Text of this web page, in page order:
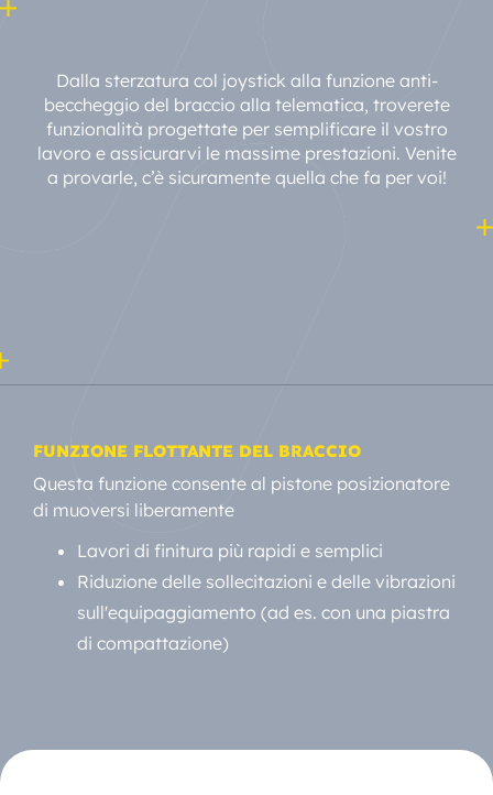
Dalla sterzatura col joystick alla funzione anti-
beccheggio del braccio alla telematica, troverete
funzionalità progettate per semplificare il vostro
lavoro e assicurarvi le massime prestazioni. Venite
a provarle, c’è sicuramente quella che fa per voi!
FUNZIONE FLOTTANTE DEL BRACCIO
Questa funzione consente al pistone posizionatore
di muoversi liberamente
Lavori di finitura più rapidi e semplici
Riduzione delle sollecitazioni e delle vibrazioni
sull'equipaggiamento (ad es. con una piastra
di compattazione)